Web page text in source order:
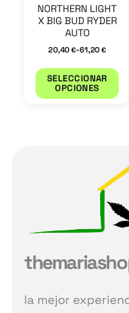
NORTHERN LIGHT
X BIG BUD RYDER
AUTO
20,40€-61,20€
SELECCIONAR
OPCIONES
de
la mejor